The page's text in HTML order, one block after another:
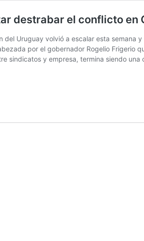
destrabar el conflicto en
Uruguay volvió a escalar esta semana
por el gobernador Rogelio Frigerio
sindicatos y empresa, termina siendo